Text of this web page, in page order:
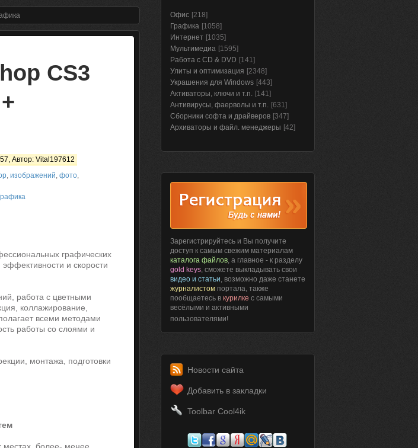
CS3
Автор: Vital197612
, изображений, фото,
графических
и скорости
работа с цветными
коллажирование,
всеми методами
работы со слоями и
монтажа, подготовки
Офис [218]
Графика [1058]
Интернет [1035]
Мультимедиа [1595]
Работа с CD & DVD [141]
Улиты и оптимизация [2348]
Украшения для Windows [443]
Активаторы, ключи и т.п. [141]
Антивирусы, фаерволы и т.п. [631]
Сборники софта и драйверов [347]
Архиваторы и файл. менеджеры [42]
Зарегистрируйтесь и Вы получите
доступ к самым свежим материалам
каталога файлов, а главное - к разделу
gold keys, сможете выкладывать свои
видео и статьи, возможно даже станете
журналистом портала, также
пообщаетесь в курилке с самыми
весёлыми и активными
пользователями!
Новости сайта
Добавить в закладки
Toolbar Cool4ik